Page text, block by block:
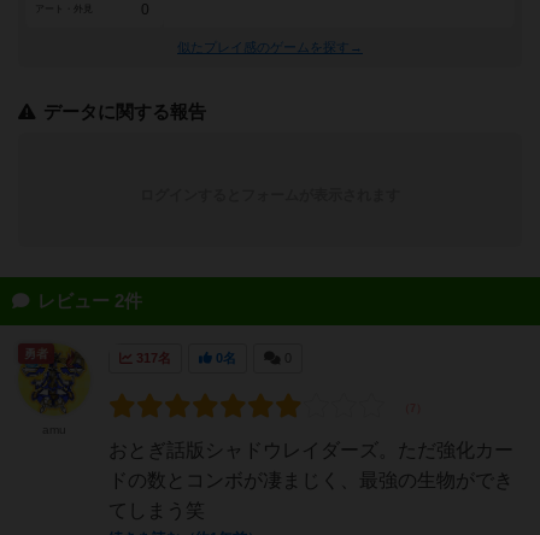
アート・外見 0
似たプレイ感のゲームを探す→
データに関する報告
レビュー 2件
317名 0名
おとぎ話版シャドウレイダーズ。ただ強化カー
ドの数とコンボが凄まじく、最強の生物ができ
てしまう笑
勇者